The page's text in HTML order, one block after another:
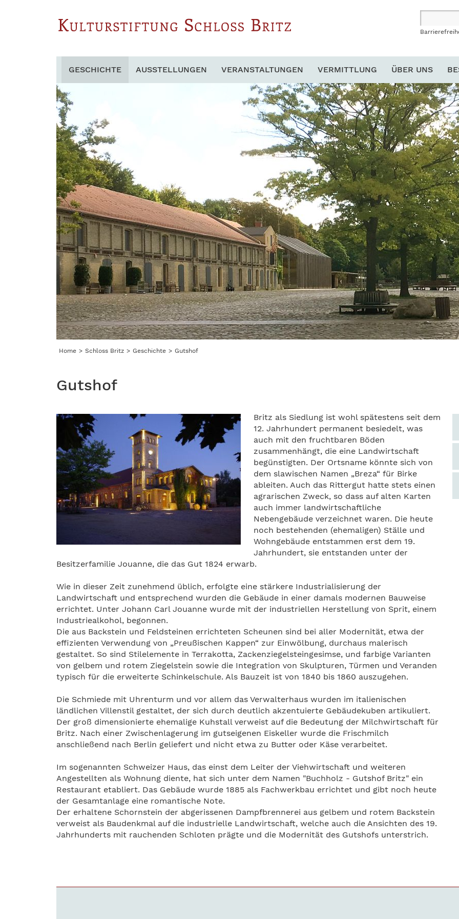
GESCHICHTE AUSSTELLUNGEN VERANSTALTUNGEN VERMITTLUNG ÜBER UNS
Home Schloss Britz Geschichte Gutshof
Gutshof
Britz als Siedlung ist wohl spätestens seit dem
12. Jahrhundert permanent besiedelt, was
auch mit den fruchtbaren Böden
zusammenhängt, die eine Landwirtschaft
begünstigten. Der Ortsname könnte sich von
dem slawischen Namen „Breza“ für Birke
ableiten. Auch das Rittergut hatte stets einen
agrarischen Zweck, so dass auf alten Karten
auch immer landwirtschaftliche
Nebengebäude verzeichnet waren. Die heute
noch bestehenden (ehemaligen) Ställe und
Wohngebäude entstammen erst dem 19.
Jahrhundert, sie entstanden unter der
Besitzerfamilie Jouanne, die das Gut 1824 erwarb.
Wie in dieser Zeit zunehmend üblich, erfolgte eine stärkere Industrialisierung der
Landwirtschaft und entsprechend wurden die Gebäude in einer damals modernen Bauweise
errichtet. Unter Johann Carl Jouanne wurde mit der industriellen Herstellung von Sprit, einem
Industriealkohol, begonnen.
Die aus Backstein und Feldsteinen errichteten Scheunen sind bei aller Modernität, etwa der
effizienten Verwendung von „Preußischen Kappen“ zur Einwölbung, durchaus malerisch
gestaltet. So sind Stilelemente in Terrakotta, Zackenziegelsteingesimse, und farbige Varianten
von gelbem und rotem Ziegelstein sowie die Integration von Skulpturen, Türmen und Veranden
typisch für die erweiterte Schinkelschule. Als Bauzeit ist von 1840 bis 1860 auszugehen.
Die Schmiede mit Uhrenturm und vor allem das Verwalterhaus wurden im italienischen
ländlichen Villenstil gestaltet, der sich durch deutlich akzentuierte Gebäudekuben artikuliert.
Der groß dimensionierte ehemalige Kuhstall verweist auf die Bedeutung der Milchwirtschaft für
Britz. Nach einer Zwischenlagerung im gutseigenen Eiskeller wurde die Frischmilch
anschließend nach Berlin geliefert und nicht etwa zu Butter oder Käse verarbeitet.
Im sogenannten Schweizer Haus, das einst dem Leiter der Viehwirtschaft und weiteren
Angestellten als Wohnung diente, hat sich unter dem Namen "Buchholz - Gutshof Britz" ein
Restaurant etabliert. Das Gebäude wurde 1885 als Fachwerkbau errichtet und gibt noch heute
der Gesamtanlage eine romantische Note.
Der erhaltene Schornstein der abgerissenen Dampfbrennerei aus gelbem und rotem Backstein
verweist als Baudenkmal auf die industrielle Landwirtschaft, welche auch die Ansichten des 19.
Jahrhunderts mit rauchenden Schloten prägte und die Modernität des Gutshofs unterstrich.